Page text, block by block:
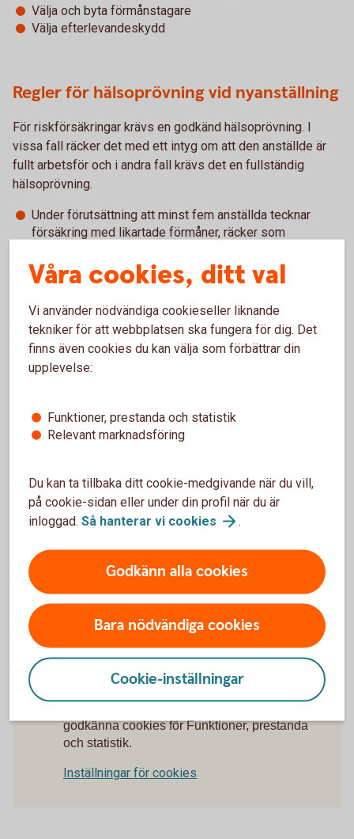
Välja och byta förmånstagare
Välja efterlevandeskydd
Regler för hälsoprövning vid nyanställning
För riskförsäkringar krävs en godkänd hälsoprövning. I
vissa fall räcker det med ett intyg om att den anställde är
fullt arbetsför och i andra fall krävs det en fullständig
hälsoprövning.
Under förutsättning att minst fem anställda tecknar
försäkring med likartade förmåner, räcker som
arbetsför.
Om kravet fullt arbetsför inte uppfylls, görs en
individuell hälsoprövning innan vi kan erbjuda försäkring.
Om färre än fem anställda tecknar försäkring krävs i
stället alltid individuell hälsoprövning. För
företagare/näringsidkare görs alltid individuell
hälsoprövning.
hälsoprövning
För att omfattas av premiebefrielse, sjukförsäkring
försäkrade klara Swedbank Försäkrings
hälsoprövning.
Teckningsregler och
godkänna cookies för Funktioner, prestanda
och statistik.
Inställningar för cookies
Våra cookies, ditt val
Vi använder nödvändiga cookieseller liknande
tekniker för att webbplatsen ska fungera för dig. Det
finns även cookies du kan välja som förbättrar din
upplevelse:
Funktioner, prestanda och statistik
Relevant marknadsföring
Du kan ta tillbaka ditt cookie-medgivande när du vill,
på cookie-sidan eller under din profil när du är
inloggad. Så hanterar vi cookies .
Godkänn alla cookies
Bara nödvändiga cookies
Cookie-inställningar